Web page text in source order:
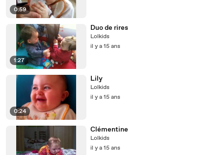
0:59
1:27
Duo de rires
Lolkids
il y a 15 ans
0:24
Lily
Lolkids
il y a 15 ans
Clémentine
Lolkids
il y a 15 ans